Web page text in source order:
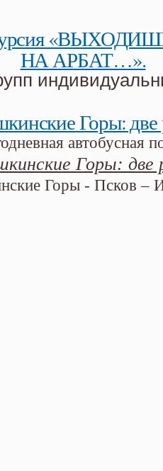
НА АРБАТ…».
«выходишь в вечность – на
Горы: две
автобусная
Горы: две
Горы - Псков –
горы: две родины поэта»